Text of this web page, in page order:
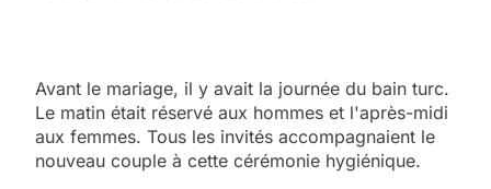
Avant le mariage, il y avait la journée du bain turc.
Le matin était réservé aux hommes et l'après-midi
aux femmes. Tous les invités accompagnaient le
nouveau couple à cette cérémonie hygiénique.